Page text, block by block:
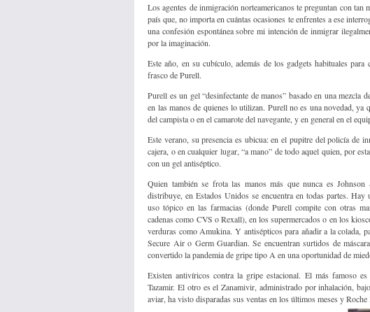
Los agentes de inmigración norteamericanos te preguntan con
país que, no importa en cuántas ocasiones te enfrentes a ese
una confesión espontánea sobre mi intención de inmigrar
por la imaginación.
Este año, en su cubículo, además de los gadgets habituales
frasco de Purell.
Purell es un gel “desinfectante de manos” basado en una mezcla
en las manos de quienes lo utilizan. Purell no es una novedad, ya
del campista o en el camarote del navegante, y en general en el
Este verano, su presencia es ubicua: en el pupitre del policía de
cajera, o en cualquier lugar, “a mano” de todo aquel quien, por
con un gel antiséptico.
Quien también se frota las manos más que nunca es
distribuye, en Estados Unidos se encuentra en todas partes. Hay
uso tópico en las farmacias (donde Purell compite con otras
cadenas como CVS o Rexall), en los supermercados o en los
verduras como Amukina. Y antisépticos para añadir a la colada,
Secure Air o Germ Guardian. Se encuentran surtidos de
convertido la pandemia de gripe tipo A en una oportunidad de
Existen antivíricos contra la gripe estacional. El más famoso
Tazamir. El otro es el Zanamivir, administrado por inhalación,
aviar, ha visto disparadas sus ventas en los últimos meses y